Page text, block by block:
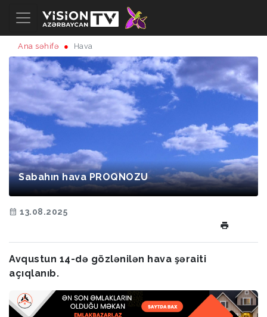
Ana səhifə Hava
Sabahın hava PROQNOZU
13.08.2025
Avqustun 14-də gözlənilən hava şəraiti
açıqlanıb.